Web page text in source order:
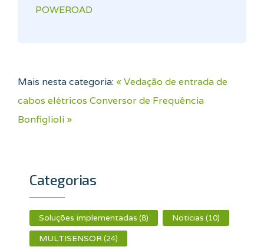
POWEROAD
Mais nesta categoria:« Vedação de entrada de
cabos elétricos Conversor de Frequência
Bonfiglioli »
Categorias
Soluções implementadas (8) Noticias (10)
MULTISENSOR(24)